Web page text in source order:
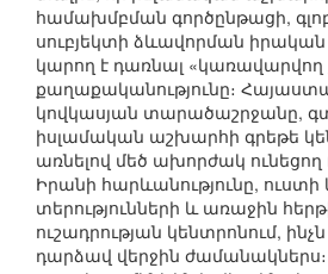
համախմբման գործընթացի,
սուբյեկտի ձևավորման
կարող է դառնալ «կառավարվող
քաղաքականությունը։
կովկասյան տարածաշրջանը,
իսլամական աշխարհի գրեթե
առնելով մեծ ախորժակ ունեցող
Իրանի հարևանությունը, ուստի
տերությունների և առաջին
ուշադրության կենտրոնում,
դարձավ վերջին ժամանակներս։